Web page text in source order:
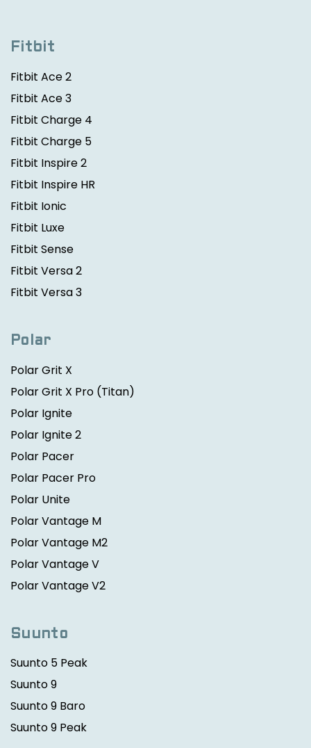
Fitbit
Fitbit Ace 2
Fitbit Ace 3
Fitbit Charge 4
Fitbit Charge 5
Fitbit Inspire 2
Fitbit Inspire HR
Fitbit Ionic
Fitbit Luxe
Fitbit Sense
Fitbit Versa 2
Fitbit Versa 3
Polar
Polar Grit X
Polar Grit X Pro (Titan)
Polar Ignite
Polar Ignite 2
Polar Pacer
Polar Pacer Pro
Polar Unite
Polar Vantage M
Polar Vantage M2
Polar Vantage V
Polar Vantage V2
Suunto
Suunto 5 Peak
Suunto 9
Suunto 9 Baro
Suunto 9 Peak